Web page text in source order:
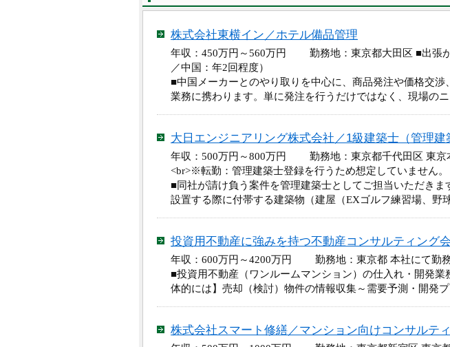
株式会社東横イン／ホテル備品管理
年収：450万円～560万円 勤務地：東京都大田区 ■出張が
／中国：年2回程度）
■中国メーカーとのやり取りを中心に、商品発注や価格交
業務に携わります。単に発注を行うだけではなく、現場の
大日エンジニアリング株式会社／1級建築士（管理建
年収：500万円～800万円 勤務地：東京都千代田区 東京
<br>※転勤：管理建築士登録を行うため想定していません。
■同社が請け負う案件を管理建築士としてご担当いただき
設置する際に付帯する建築物（建屋（EXゴルフ練習場、野
投資用不動産に強みを持つ不動産コンサルティング
年収：600万円～4200万円 勤務地：東京都 本社にて勤務
■投資用不動産（ワンルームマンション）の仕入れ・開発
体的には】売却（検討）物件の情報収集～需要予測・開発
株式会社スマート修繕／マンション向けコンサルテ